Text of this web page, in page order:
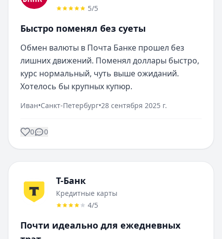
5/5
Быстро поменял без суеты
Обмен валюты в Почта Банке прошел без
лишних движений. Поменял доллары быстро,
курс нормальный, чуть выше ожиданий.
Хотелось бы крупных купюр.
Иван•Санкт-Петербург•28 сентября 2025 г.
0 0
Т-Банк
Кредитные карты
4/5
Почти идеально для ежедневных